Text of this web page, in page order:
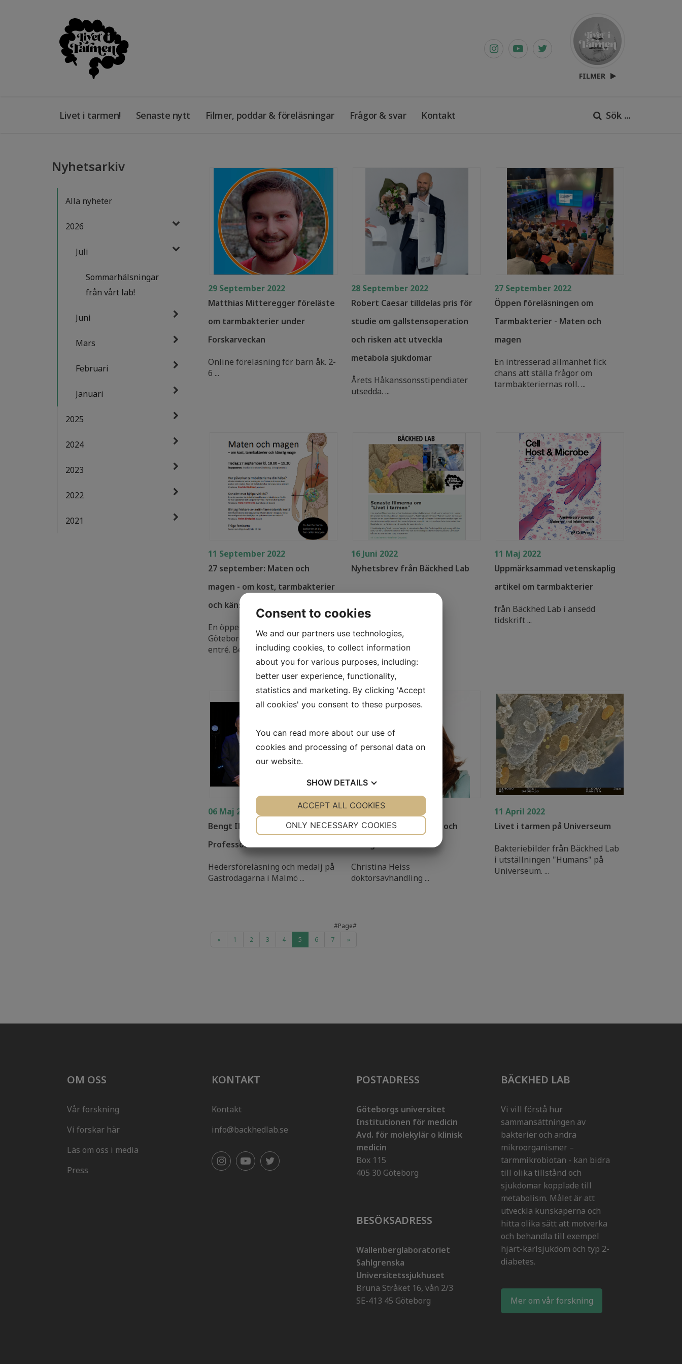
FILMER
Livet i tarmen! Senaste nytt Filmer, poddar & föreläsningar Frågor & svar Kontakt Sök ...
Nyhetsarkiv
Alla nyheter
2026
Juli
Sommarhälsningar
från vårt lab!
Juni
Mars
Februari
Januari
2025
2024
2023
2022
2021
29 September 2022
Matthias Mitteregger föreläste
om tarmbakterier under
Forskarveckan
Online föreläsning för barn åk. 2-
6 ...
28 September 2022
Robert Caesar tilldelas pris för
studie om gallstensoperation
och risken att utveckla
metabola sjukdomar
Årets Håkanssonsstipendiater
utsedda. ...
27 September 2022
Öppen föreläsningen om
Tarmbakterier - Maten och
magen
En intresserad allmänhet fick
chans att ställa frågor om
tarmbakteriernas roll. ...
11 September 2022
27 september: Maten och
magen - om kost, tarmbakterier
och känslig mage
En öppen föreläsning på
Göteborgs stadsbibliotek. Fri
entré. Begränsat antal platser. ...
16 Juni 2022
Nyhetsbrev från Bäckhed Lab
11 Maj 2022
Uppmärksammad vetenskaplig
artikel om tarmbakterier
från Bäckhed Lab i ansedd
tidskrift ...
06 Maj 2022
Bengt Ihre medaljen 2022 till
Professor Fredrik Bäckhed
Hedersföreläsning och medalj på
Gastrodagarna i Malmö ...
05 Maj 2022
Tarmbakterier, hjärnan och
Christina Heiss
doktorsavhandling ...
11 April 2022
Livet i tarmen på Universeum
Bakteriebilder från Bäckhed Lab
i utställningen "Humans" på
Universeum. ...
#Page#
«
1 2 3 4 5 6 7 »
OM OSS
Vår forskning
Vi forskar här
Läs om oss i media
Press
KONTAKT
Kontakt
info@backhedlab.se
POSTADRESS
Göteborgs universitet
Institutionen för medicin
Avd. för molekylär o klinisk
medicin
Box 115
405 30 Göteborg
BESÖKSADRESS
Wallenberglaboratoriet
Sahlgrenska
Universitetssjukhuset
Bruna Stråket 16, vån 2/3
SE-413 45 Göteborg
BÄCKHED LAB
Vi vill förstå hur
sammansättningen av
bakterier och andra
mikroorganismer –
tarmmikrobiotan - kan bidra
till olika tillstånd och
sjukdomar kopplade till
metabolism. Målet är att
utveckla kunskaperna och
hitta olika sätt att motverka
och behandla till exempel
hjärt-kärlsjukdom och typ 2-
diabetes.
Mer om vår forskning
Consent to cookies
We and our partners use technologies,
including cookies, to collect information
about you for various purposes, including:
better user experience, functionality,
statistics and marketing. By clicking 'Accept
all cookies' you consent to these purposes.
You can read more about our use of
cookies and processing of personal data on
our website.
SHOW DETAILS
YES NO YES NO
ONLY NECESSARY COOKIES
ACCEPT ALL COOKIES